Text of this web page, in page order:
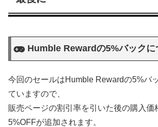
Humble Rewardの5%バックに
今回のセールはHumble Rewardの5%バ
ていますので、
販売ページの割引率を引いた後の購入価
5%OFFが追加されます。